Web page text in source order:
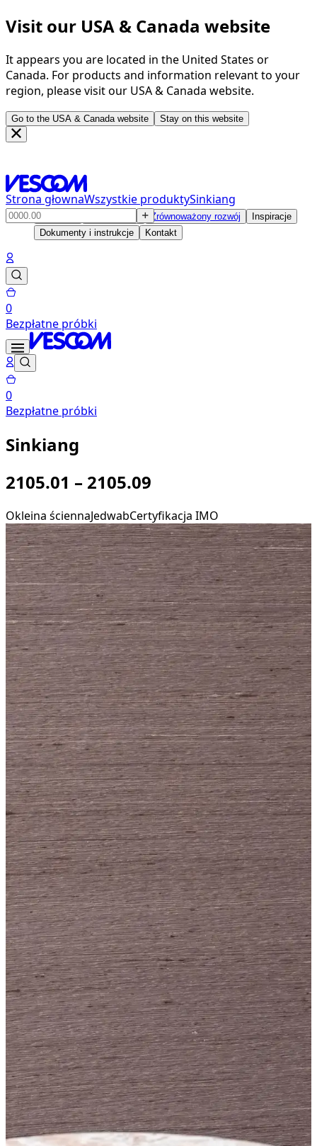
Visit our USA & Canada website
It appears you are located in the United States or
Canada. For products and information relevant to your
region, please visit our USA & Canada website.
Go to the USA & Canada website Stay on this website
Strona głownaWszystkie produktySinkiang
Produkty Zrównoważony rozwój
Inspiracje
Dokumenty i instrukcje
Kontakt
0
Bezpłatne próbki
0
Bezpłatne próbki
Sinkiang
2105.01 – 2105.09
Okleina ściennaJedwabCertyfikacja IMO